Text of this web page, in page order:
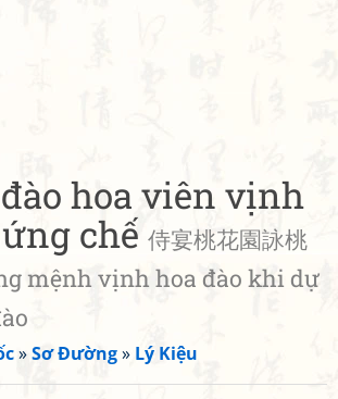
hoa viên vịnh
chế 侍宴桃花園詠桃
mệnh vịnh hoa đào khi dự
»Sơ Đường» Lý Kiệu